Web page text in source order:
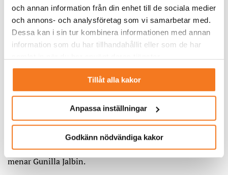
och annan information från din enhet till de sociala medier
och annons- och analysföretag som vi samarbetar med.
Dessa kan i sin tur kombinera informationen med annan
information som du har tillhandahållit eller som de har
Tillåt alla kakor
Anpassa inställningar
Godkänn nödvändiga kakor
Klara målbilder
Det gäller också att se till att alla medarbetarna har
företagets målbild klar för sig och känner de huvudsakliga
målgruppernas behov.
– Modellen vi tagit fram hjälper till att skapa ett
gemensamt språk internt, som gör det mycket lättare att
få till ett gott samarbete mellan olika avdelningar
Många bolag som vill sälja mer tjänster tycks fastna i
traditionella erbjudanden som de gärna vill sälja. Men det
är inte alltid vad kunderna vill ha. Energiföretagen borde
vända på steken och utgå mer från vad kunderna söker,
menar Gunilla Jalbin.